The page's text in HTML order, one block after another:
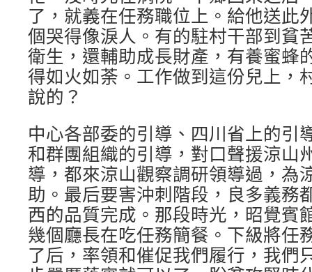
了，就義在任務職位上。給他送此
個哭得像淚人。有的駐村干部到貧
衛生，還輔助成長財產，有養蜜蜂
得如火如荼。工作做到這份兒上，
說的？
中心各部委的引導、四川省上的引
和群團組織的引導，對口聲援涼山
導，都來涼山觀察調研領導過，為
助。最后要害沖刺階段，良多義務
西的品質完成。那段時光，昭覺賓
幾個廳長在吃任務簡餐。下級將任
了后，率領和催促我們履行，我們